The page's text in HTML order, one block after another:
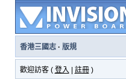
香港三國志· 版規
歡迎訪客 ( 登入 註冊)